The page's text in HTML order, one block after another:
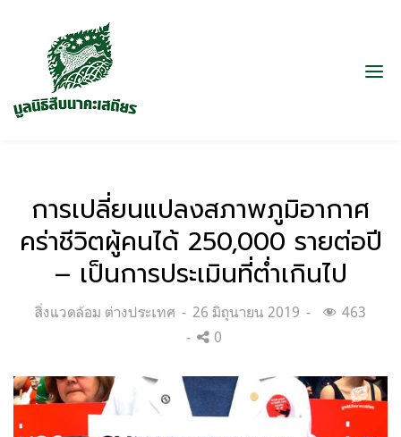
การเปลี่ยนแปลงสภาพภูมิอากาศ
คร่าชีวิตผู้คนได้ 250,000 รายต่อปี
– เป็นการประเมินที่ต่ำเกินไป
Categories:
สิ่งแวดล้อม ต่างประเทศ
Posted
on
26 มิถุนายน 2019
463
0